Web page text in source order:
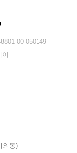
00-050149
의동)